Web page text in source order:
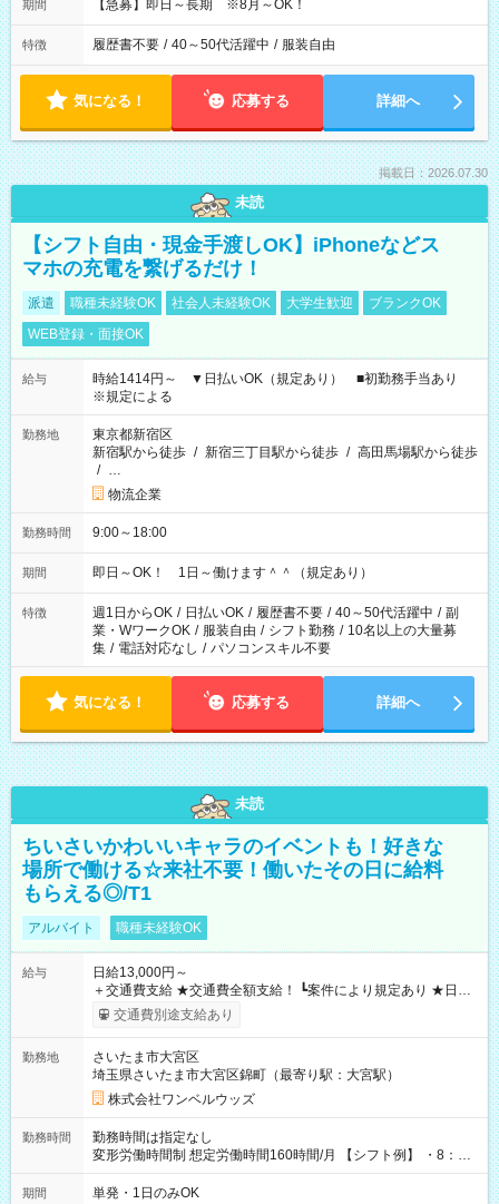
期間 【急募】即日～長期 ※8月～OK！
特徴 履歴書不要 / 40～50代活躍中 / 服装自由
気になる！ 応募する 詳細へ
掲載日：2026.07.30
未読
【シフト自由・現金手渡しOK】iPhoneなどス
マホの充電を繋げるだけ！
派遣 職種未経験OK 社会人未経験OK 大学生歓迎
ブランクOK
WEB登録・面接OK
給与
時給1414円～ ▼日払いOK（規定あり） ■初勤務手当あり
※規定による
勤務地
東京都新宿区
新宿駅から徒歩 / 新宿三丁目駅から徒歩 / 高田馬場駅から徒歩
/ …
物流企業
勤務時間 9:00～18:00
期間 即日～OK！ 1日～働けます＾＾（規定あり）
特徴 週1日からOK / 日払いOK / 履歴書不要 / 40～50代活躍中 / 副
業・WワークOK / 服装自由 / シフト勤務 / 10名以上の大量募
集 / 電話対応なし / パソコンスキル不要
気になる！ 応募する 詳細へ
未読
ちいさいかわいいキャラのイベントも！好きな
場所で働ける☆来社不要！働いたその日に給料
もらえる◎/T1
アルバイト 職種未経験OK
給与
日給13,000円～
＋交通費支給 ★交通費全額支給！ ┗案件により規定あり ★日払
いOK！（規定あり） ┗働いたその日に現金GET♪ お仕事後はコ
ンビニATMから 日払い分を引き落とせます！ 【試用期間】試
交通費別途支給あり
勤務地
さいたま市大宮区
埼玉県さいたま市大宮区錦町（最寄り駅：大宮駅）
株式会社ワンベルウッズ
勤務時間
勤務時間は指定なし
変形労働時間制 想定労働時間160時間/月 【シフト例】 ・8：00
～21：00
期間 単発・1日のみOK